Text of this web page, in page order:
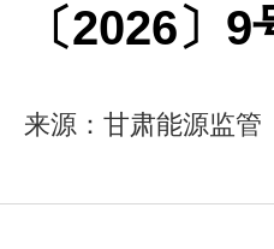
〔2026〕9
来源：甘肃能源监管